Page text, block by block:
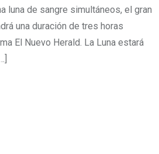
luna de sangre simultáneos, el gran
una duración de tres horas
El Nuevo Herald. La Luna estará